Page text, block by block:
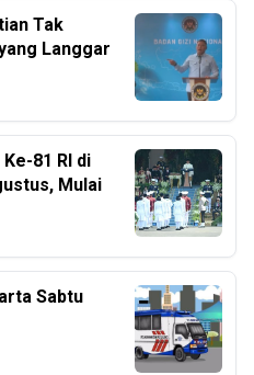
Tak
Langgar
81 RI di
Mulai
Sabtu